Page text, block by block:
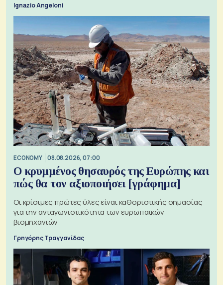
Ignazio Angeloni
ECONOMY 08.08.2026, 07:00
Ο κρυμμένος θησαυρός της Ευρώπης και
πώς θα τον αξιοποιήσει [γράφημα]
Οι κρίσιμες πρώτες ύλες είναι καθοριστικής σημασίας
για την ανταγωνιστικότητα των ευρωπαϊκών
βιομηχανιών
Γρηγόρης Τραγγανίδας